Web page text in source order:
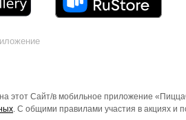
этот Сайт/в мобильное приложение
. С общими правилами участия в акциях и